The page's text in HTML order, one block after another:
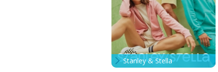
Stanley & Stella